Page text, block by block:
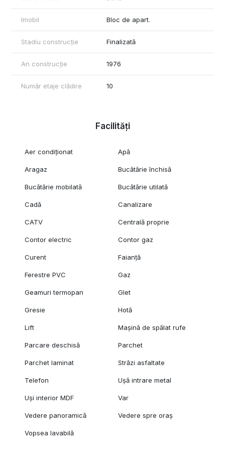
Imobil Bloc de apart.
Stadiu construcție Finalizată
An construcție 1976
Număr etaje clădire 10
Facilități
Aer condiționat Apă
Aragaz Bucătărie închisă
Bucătărie mobilată Bucătărie utilată
Cadă Canalizare
CATV Centrală proprie
Contor electric Contor gaz
Curent Faianță
Ferestre PVC Gaz
Geamuri termopan Glet
Gresie Hotă
Lift Mașină de spălat rufe
Parcare deschisă Parchet
Parchet laminat Străzi asfaltate
Telefon Ușă intrare metal
Uși interior MDF Var
Vedere panoramică Vedere spre oraș
Vopsea lavabilă